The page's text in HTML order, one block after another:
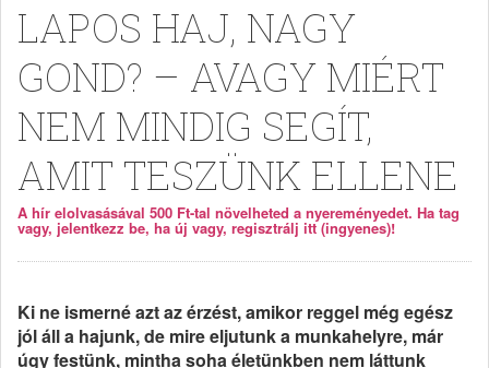
LAPOS HAJ, NAGY
GOND? – AVAGY MIÉRT
NEM MINDIG SEGÍT,
AMIT TESZÜNK ELLENE
A hír elolvasásával 500 Ft-tal növelheted a nyereményedet. Ha tag
vagy, jelentkezz be, ha új vagy, regisztrálj itt (ingyenes)!
Ki ne ismerné azt az érzést, amikor reggel még egész
jól áll a hajunk, de mire eljutunk a munkahelyre, már
úgy festünk, mintha soha életünkben nem láttunk